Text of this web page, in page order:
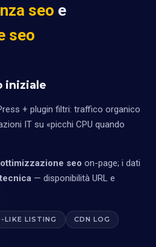
seo e
seo
iniziale
+ plugin filtri: traffico organico
IT su «picchi CPU quando
ottimizzazione seo on-page; i dati
— disponibilità URL e
LIKE LISTING CDN LOG